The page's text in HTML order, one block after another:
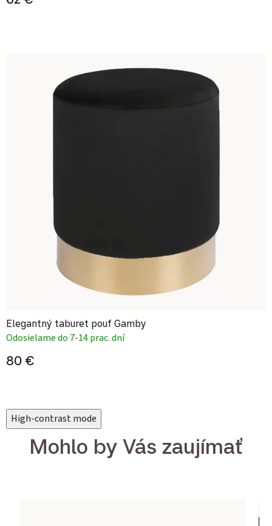
Elegantný taburet pouf Gamby
Odosielame do 7-14 prac. dní
80 €
High-contrast mode
Mohlo by Vás zaujímať